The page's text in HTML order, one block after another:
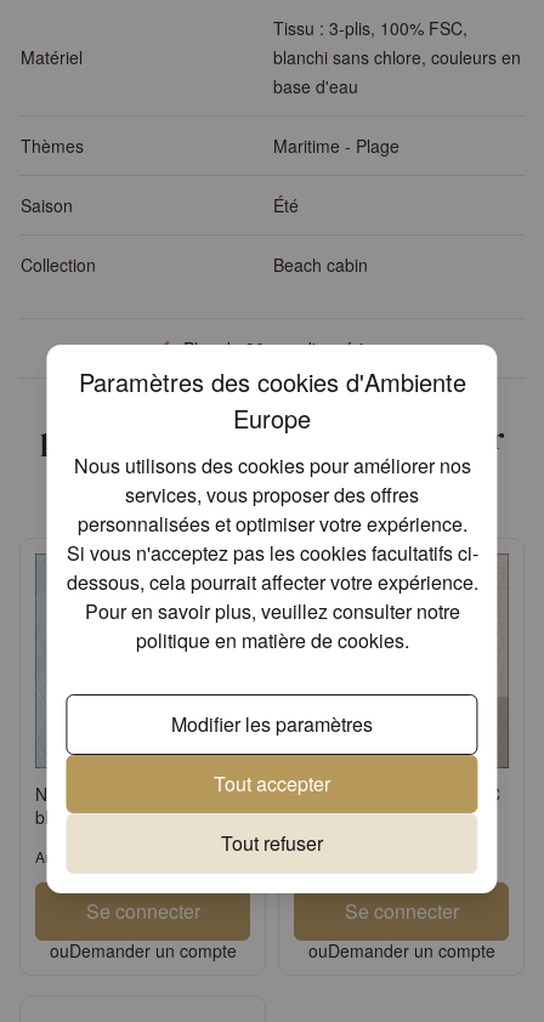
Paramètres des cookies d'Ambiente
Europe
Nous utilisons des cookies pour améliorer nos
services, vous proposer des offres
personnalisées et optimiser votre expérience.
Si vous n'acceptez pas les cookies facultatifs ci-
dessous, cela pourrait affecter votre expérience.
Pour en savoir plus, veuillez consulter notre
politique en matière de cookies.
Modifier les paramètres
Tout accepter
Tout refuser
Matériel
Tissu : 3-plis, 100% FSC,
blanchi sans chlore, couleurs en
base d'eau
Thèmes Maritime - Plage
Saison Été
Collection Beach cabin
Plus de 30 ans d'expérience
Nous avons trouvé d'autres
produits que vous pourriez aimer
!
Napkin 33 Elegance light
blue FSC Mix
Article: 13305508
Se connecter
ouDemander un compte
Napkin 33 Linen sand FSC
Mix
Article: 13308108
Se connecter
ouDemander un compte